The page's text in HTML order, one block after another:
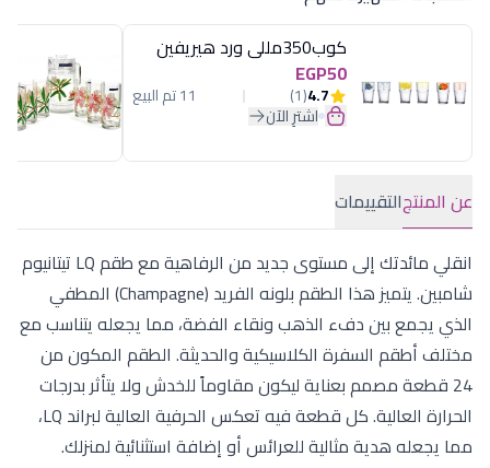
كوب350مللى ورد هيريفين
EGP50
4.7
(1) 11 تم البيع
اشترِ الآن
عن المنتجالتقييمات
انقلي مائدتك إلى مستوى جديد من الرفاهية مع طقم LQ تيتانيوم
شامبين. يتميز هذا الطقم بلونه الفريد (Champagne) المطفي
الذي يجمع بين دفء الذهب ونقاء الفضة، مما يجعله يتناسب مع
مختلف أطقم السفرة الكلاسيكية والحديثة. الطقم المكون من
24 قطعة مصمم بعناية ليكون مقاوماً للخدش ولا يتأثر بدرجات
الحرارة العالية. كل قطعة فيه تعكس الحرفية العالية لبراند LQ،
مما يجعله هدية مثالية للعرائس أو إضافة استثنائية لمنزلك.